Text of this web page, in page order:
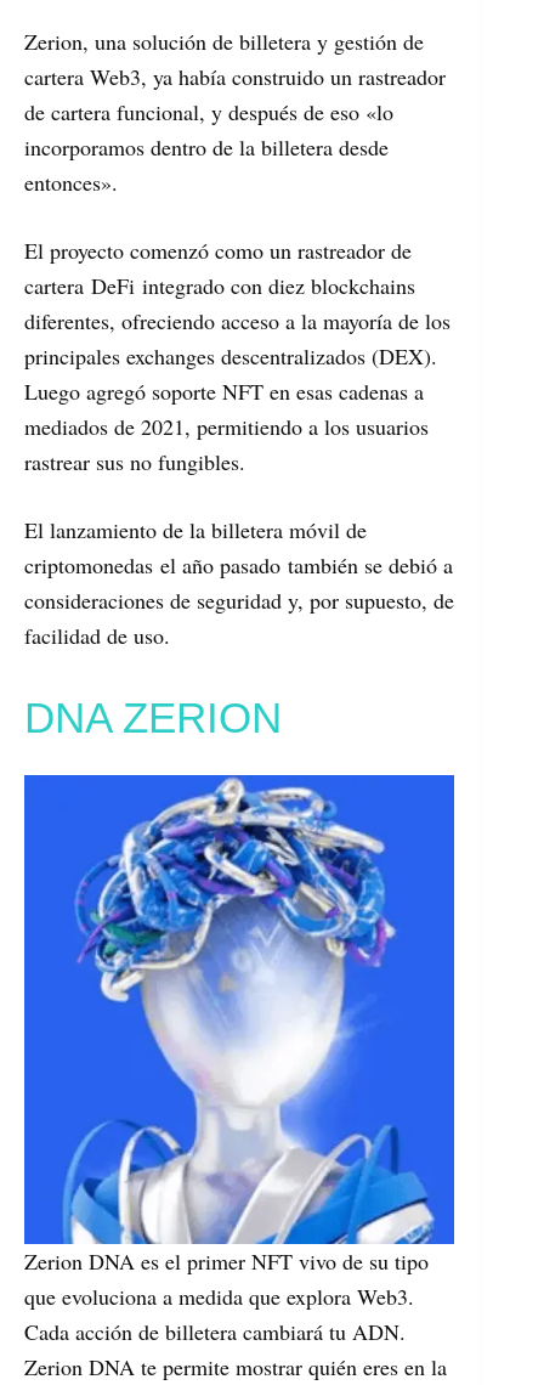
Zerion, una solución de billetera y gestión de
cartera Web3, ya había construido un rastreador
de cartera funcional, y después de eso «lo
incorporamos dentro de la billetera desde
entonces».
El proyecto comenzó como un rastreador de
cartera DeFi integrado con diez blockchains
diferentes, ofreciendo acceso a la mayoría de los
principales exchanges descentralizados (DEX).
Luego agregó soporte NFT en esas cadenas a
mediados de 2021, permitiendo a los usuarios
rastrear sus no fungibles.
El lanzamiento de la billetera móvil de
criptomonedas el año pasado también se debió a
consideraciones de seguridad y, por supuesto, de
facilidad de uso.
DNA ZERION
Zerion DNA es el primer NFT vivo de su tipo
que evoluciona a medida que explora Web3.
Cada acción de billetera cambiará tu ADN.
Zerion DNA te permite mostrar quién eres en la